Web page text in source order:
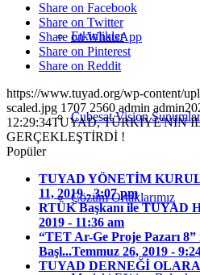
Etkinlikler
Cubesat Vision
Çözüm Ortaklarımız
Share on Facebook
Share on Twitter
Share on WhatsApp
Share on Pinterest
Share on Reddit
https://www.tuyad.org/wp-content/
scaled.jpg 1707 2560 admin admin
12:29:34TUYAD, TÜRKİYE'NİN
GERÇEKLEŞTİRDİ !
Popüler
TUYAD YÖNETİM
11, 2019 - 3:07 pm
RTÜK Başkanı ile TUYAD
2019 - 11:36 am
“TET Ar-Ge Proje Pazarı
Başl...Temmuz 26, 2019 -
TUYAD DERNEĞİ